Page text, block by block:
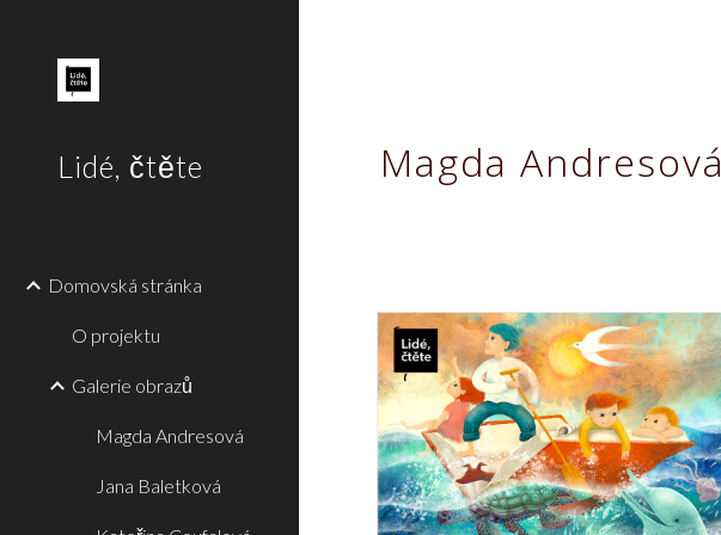
Lidé, čtěte
Domovská stránka
O projektu
Galerie obrazů
Magda Andresová
Jana Baletková
Magda Andresová